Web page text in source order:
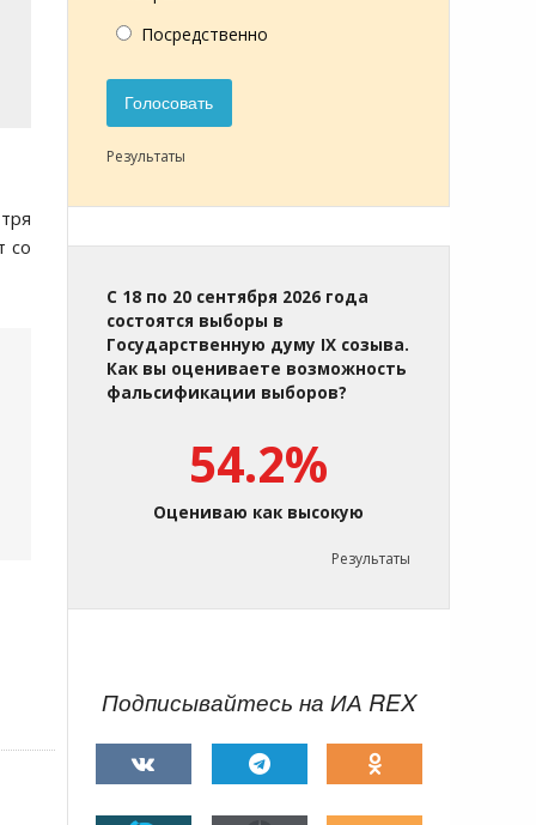
со
Посредственно
Голосовать
Результаты
С 18 по 20 сентября 2026 года
состоятся выборы в
Государственную думу IX созыва.
Как вы оцениваете возможность
фальсификации выборов?
54.2%
Оцениваю как высокую
Результаты
Подписывайтесь на ИА REX